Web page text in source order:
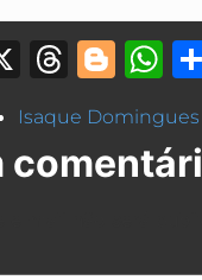
X
Isaque Domingues